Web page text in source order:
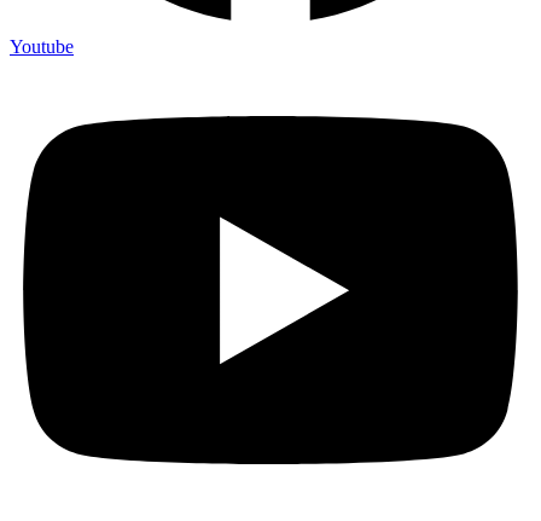
Youtube